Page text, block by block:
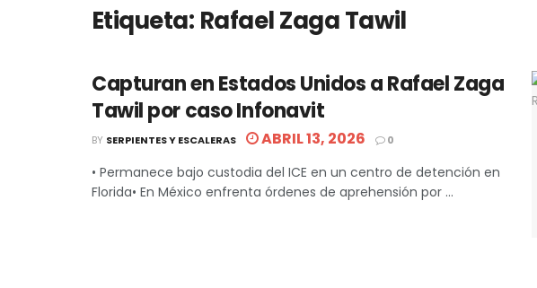
Etiqueta: Rafael Zaga Tawil
Capturan en Estados Unidos a Rafael Zaga
Tawil por caso Infonavit
BY SERPIENTES Y ESCALERAS ABRIL 13, 2026 0
• Permanece bajo custodia del ICE en un centro de detención en
Florida• En México enfrenta órdenes de aprehensión por ...